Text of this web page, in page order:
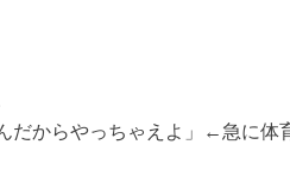
だからやっちゃえよ」←急に体